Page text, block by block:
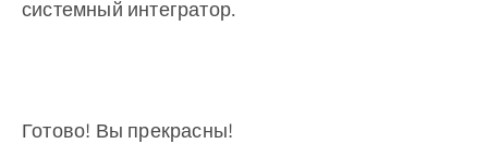
системный интегратор.
Готово! Вы прекрасны!